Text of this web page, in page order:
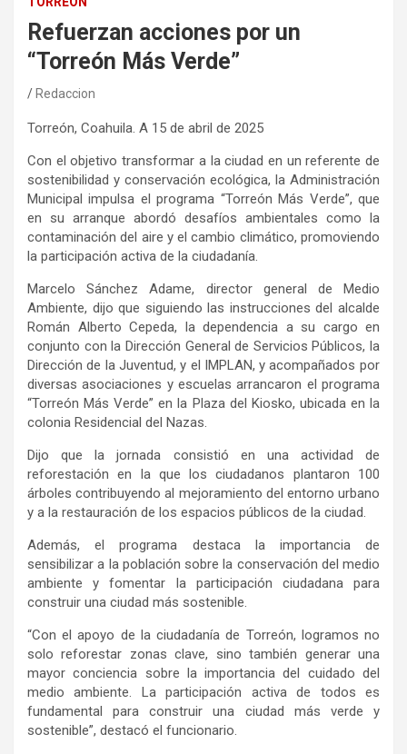
Refuerzan acciones por un
“Torreón Más Verde”
Redaccion
Torreón, Coahuila. A 15 de abril de 2025
Con elobjetivo transformar a la ciudad en un referente de
sostenibilidad y conservación ecológica, la Administración
Municipal impulsa elprograma “Torreón Más Verde”, que
en su arranque abordó desafíos ambientales como la
contaminación del aire y el cambio climático, promoviendo
la participación activa de la ciudadanía.
Marcelo SánchezAdame, director general de Medio
Ambiente, dijo que siguiendo las instrucciones del alcalde
Román Alberto Cepeda, la dependencia a su cargo en
conjunto con la Dirección General de Servicios Públicos, la
Dirección de la Juventud,y el IMPLAN, y acompañados por
diversas asociaciones y escuelasarrancaron elprograma
“Torreón Más Verde” en la Plaza del Kiosko, ubicada en la
colonia Residencial del Nazas.
Dijo que
la jornada consistió en una actividad de
reforestación en la que los ciudadanos plantaron 100
árboles contribuyendo al mejoramiento del entorno urbano
y a la restauración de los espacios públicos de la ciudad.
Además,el programa destacala importancia de
sensibilizar a la población sobre la conservación del medio
ambiente y fomentar la participación ciudadana para
construir una ciudad más sostenible.
“Con el apoyo de la ciudadanía de Torreón, logramos no
solo reforestar zonas clave, sino también generar una
mayor conciencia sobre la importancia del cuidado del
medio ambiente. La participación activa de todos es
fundamental para construir una ciudad más verde y
sostenible”, destacó el funcionario.